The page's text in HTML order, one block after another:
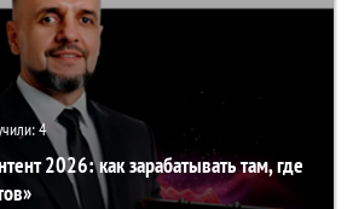
4
2026: как зарабатывать там, где